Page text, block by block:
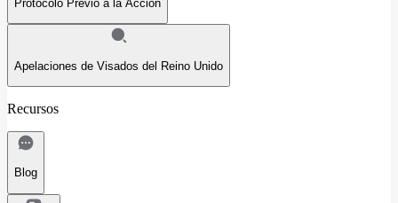
Protocolo Previo a la Acción
Apelaciones de Visados del Reino Unido
Recursos
Blog